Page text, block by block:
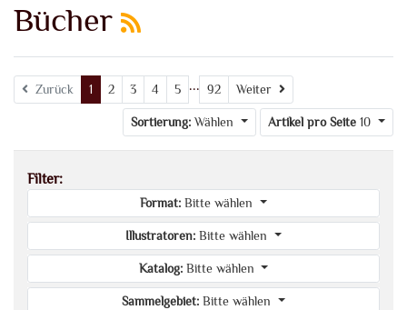
Bücher
Zurück 1 2 3 4 5 ... 92 Weiter Weiter
Sortierung: Wählen Artikel pro Seite 10
Filter:
Format: Bitte wählen
Illustratoren: Bitte wählen
Katalog: Bitte wählen
Sammelgebiet: Bitte wählen